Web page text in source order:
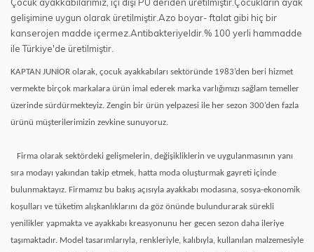
gelişimine uygun olarak üretilmiştir.Azo boyar- ftalat gibi hiç bir
kanserojen madde içermez.Antibakteriyeldir.% 100 yerli hammadde
ile Türkiye'de üretilmiştir.
KAPTAN JUNİOR olarak, çocuk ayakkabıları sektöründe 1983’den beri hizmet
vermekte birçok markalara ürün imal ederek marka varlığımızı sağlam temeller
üzerinde sürdürmekteyiz. Zengin bir ürün yelpazesi ile her sezon 300’den fazla
ürünü müşterilerimizin zevkine sunuyoruz.
Firma olarak sektördeki gelişmelerin, değişikliklerin ve uygulanmasının yanı
sıra modayı yakından takip etmek, hatta moda oluşturmak gayreti içinde
bulunmaktayız. Firmamız bu bakış açısıyla ayakkabı modasına, sosya-ekonomik
koşulları ve tüketim alışkanlıklarını da göz önünde bulundurarak sürekli
yenilikler yapmakta ve ayakkabı kreasyonunu her gecen sezon daha ileriye
taşımaktadır. Model tasarımlarıyla, renkleriyle, kalıbıyla, kullanılan malzemesiyle